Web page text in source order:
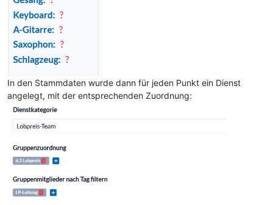
In den Stammdaten wurde dann für jeden Punkt ein Dienst
angelegt, mit der entsprechenden Zuordnung: